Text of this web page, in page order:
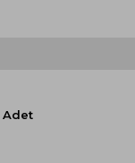
Adet